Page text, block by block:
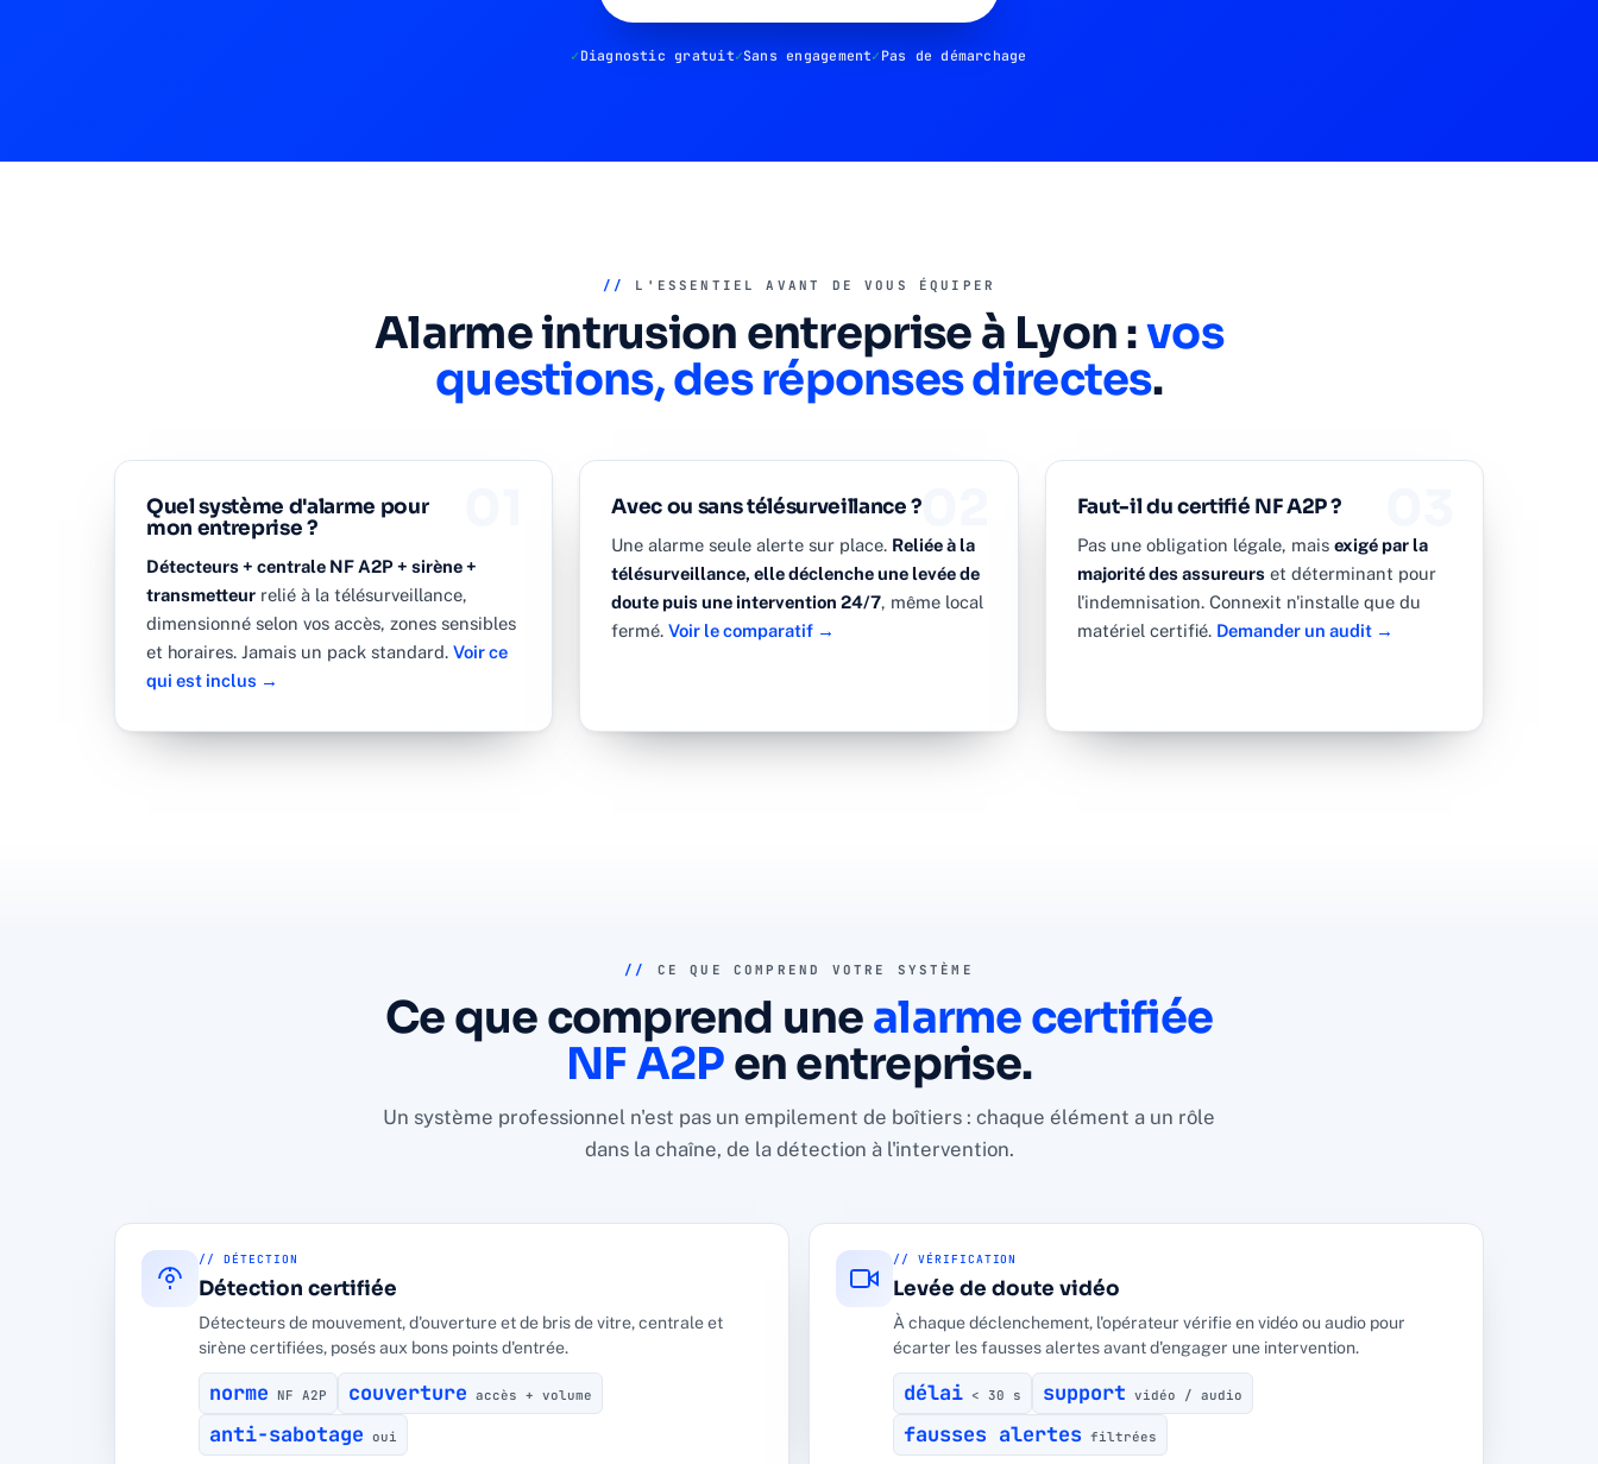
Diagnostic gratuit Sans engagement Pas de démarchage
// L'ESSENTIEL AVANT DE VOUS ÉQUIPER
Alarme intrusion entreprise à Lyon :vos
questions, des réponses directes.
Quel système d'alarme pour
mon entreprise ?
Détecteurs + centrale NF A2P + sirène +
transmetteur relié à la télésurveillance,
dimensionné selon vos accès, zones sensibles
et horaires. Jamais un pack standard. Voir ce
qui est inclus →
02
Avec ou sans télésurveillance ?
Une alarme seule alerte sur place. Reliée à la
télésurveillance, elle déclenche une levée de
doute puis une intervention 24/7, même local
fermé.Voir le comparatif →
Faut-il du certifié NF A2P ?
Pas une obligation légale, mais exigé par la
majorité des assureurset déterminant pour
l'indemnisation. Connexit n'installe que du
matériel certifié. Demander un audit →
// CE QUE COMPREND VOTRE SYSTÈME
Ce que comprend unealarme certifiée
NF A2Pen entreprise.
Un système professionnel n'est pas un empilement de boîtiers : chaque élément a un rôle
dans la chaîne, de la détection à l'intervention.
// DÉTECTION
Détection certifiée
Détecteurs de mouvement, d'ouverture et de bris de vitre, centrale et
sirène certifiées, posés aux bons points d'entrée.
norme NF A2P couverture accès + volume
anti-sabotage oui
// VÉRIFICATION
Levée de doute vidéo
À chaque déclenchement, l'opérateur vérifie en vidéo ou audio pour
écarter les fausses alertes avant d'engager une intervention.
délai < 30 s support vidéo / audio
fausses alertes filtrées